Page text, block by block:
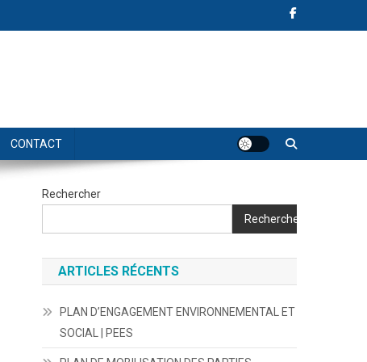
CONTACT
Rechercher
Rechercher
ARTICLES RÉCENTS
PLAN D’ENGAGEMENT ENVIRONNEMENTAL ET
SOCIAL | PEES